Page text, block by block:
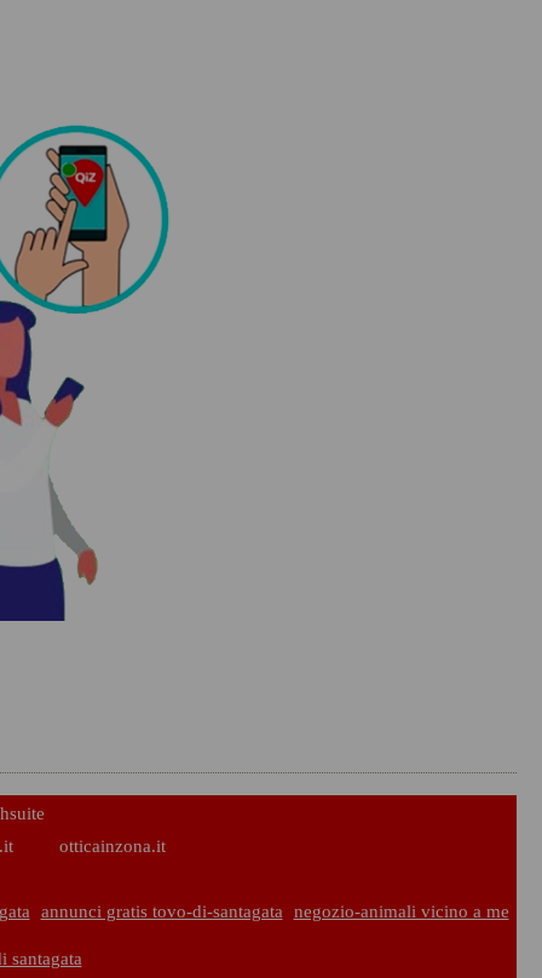
otticainzona.it
annunci gratis tovo-di-santagata negozio-animali vicino a me
santagata